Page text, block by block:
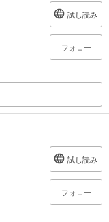
試し読み
フォロー
試し読み
フォロー